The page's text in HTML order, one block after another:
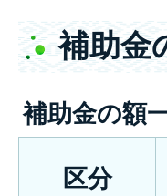
補助金
補助金の額
区分